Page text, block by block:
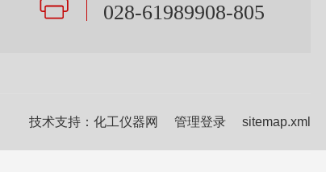
028-61989908-805
技术支持：化工仪器网 管理登录 sitemap.xml